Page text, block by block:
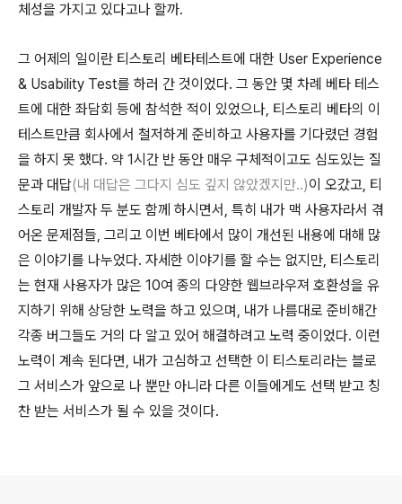
체성을 가지고 있다고나 할까.
그 어제의 일이란 티스토리 베타테스트에 대한 User Experience
& Usability Test를 하러 간 것이었다. 그 동안 몇 차례 베타 테스
트에 대한 좌담회 등에 참석한 적이 있었으나, 티스토리 베타의 이
테스트만큼 회사에서 철저하게 준비하고 사용자를 기다렸던 경험
을 하지 못 했다. 약 1시간 반 동안 매우 구체적이고도 심도있는 질
문과 대답(내 대답은 그다지 심도 깊지 않았겠지만..)이 오갔고, 티
스토리 개발자 두 분도 함께 하시면서, 특히 내가 맥 사용자라서 겪
어온 문제점들, 그리고 이번 베타에서 많이 개선된 내용에 대해 많
은 이야기를 나누었다. 자세한 이야기를 할 수는 없지만, 티스토리
는 현재 사용자가 많은 10여 종의 다양한 웹브라우져 호환성을 유
지하기 위해 상당한 노력을 하고 있으며, 내가 나름대로 준비해간
각종 버그들도 거의 다 알고 있어 해결하려고 노력 중이었다. 이런
노력이 계속 된다면, 내가 고심하고 선택한 이 티스토리라는 블로
그 서비스가 앞으로 나 뿐만 아니라 다른 이들에게도 선택 받고 칭
찬 받는 서비스가 될 수 있을 것이다.